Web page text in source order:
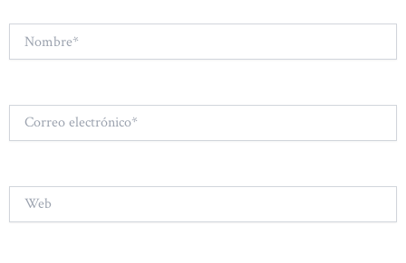
Correo
electrónico*
Web